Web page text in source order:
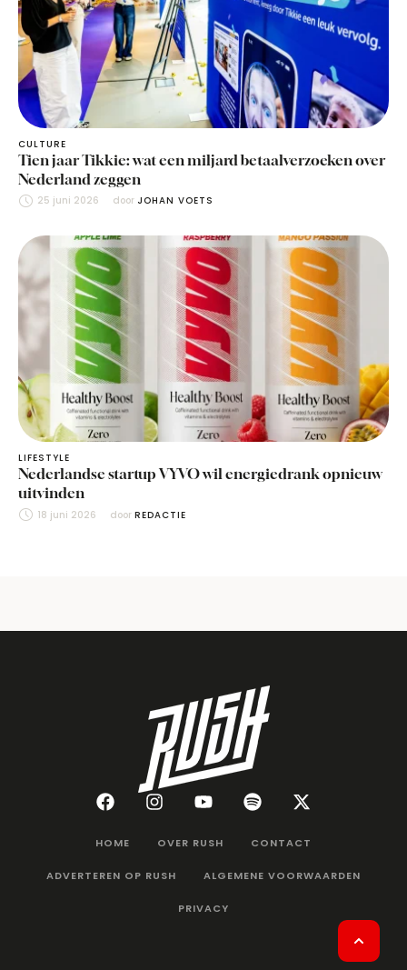
CULTURE
Tien jaar Tikkie: wat een miljard betaalverzoeken over
Nederland zeggen
25 juni 2026 door JOHAN VOETS
LIFESTYLE
Nederlandse startup VYVO wil energiedrank opnieuw
uitvinden
18 juni 2026 door REDACTIE
HOME OVER RUSH CONTACT
ADVERTEREN OP RUSH ALGEMENE VOORWAARDEN
PRIVACY